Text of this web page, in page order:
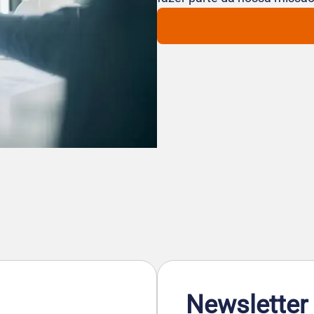
Newsletter